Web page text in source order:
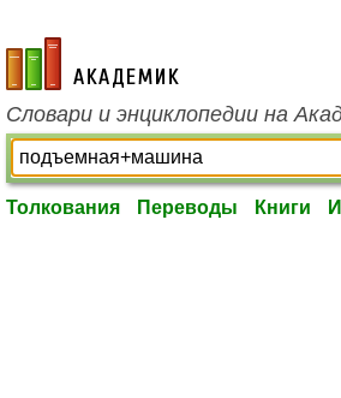
academic.ru
Словари и энциклопедии на
Толкования Переводы Книги